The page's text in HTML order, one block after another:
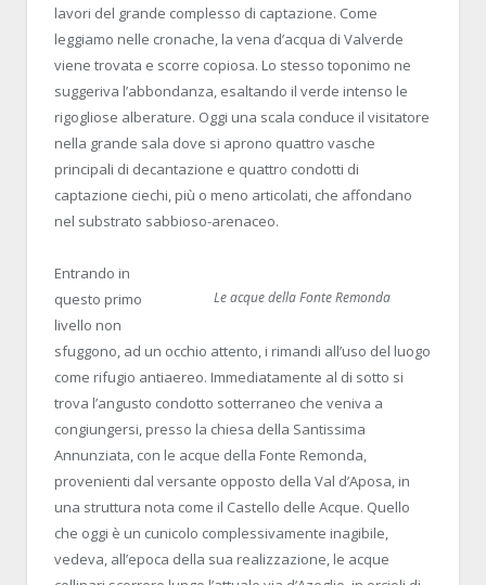
lavori del grande complesso di captazione. Come
leggiamo nelle cronache, la vena d’acqua di Valverde
viene trovata e scorre copiosa. Lo stesso toponimo ne
suggeriva l’abbondanza, esaltando il verde intenso le
rigogliose alberature. Oggi una scala conduce il visitatore
nella grande sala dove si aprono quattro vasche
principali di decantazione e quattro condotti di
captazione ciechi, più o meno articolati, che affondano
nel substrato sabbioso-arenaceo.
Le acque della Fonte Remonda
Entrando in
questo primo
livello non
sfuggono, ad un occhio attento, i rimandi all’uso del luogo
come rifugio antiaereo. Immediatamente al di sotto si
trova l’angusto condotto sotterraneo che veniva a
congiungersi, presso la chiesa della Santissima
Annunziata, con le acque della Fonte Remonda,
provenienti dal versante opposto della Val d’Aposa, in
una struttura nota come il Castello delle Acque. Quello
che oggi è un cunicolo complessivamente inagibile,
vedeva, all’epoca della sua realizzazione, le acque